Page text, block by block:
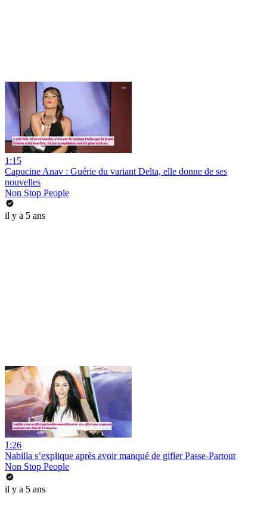
1:15
Capucine Anav : Guérie du variant Delta, elle donne de ses
nouvelles
Non Stop People
il y a 5 ans
1:26
Nabilla s’explique après avoir manqué de gifler Passe-Partout
Non Stop People
il y a 5 ans